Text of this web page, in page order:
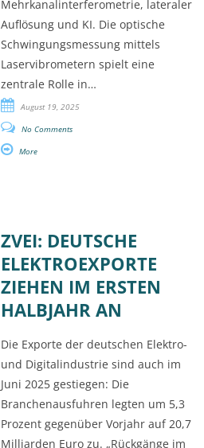
Mehrkanalinterferometrie, lateraler
Auflösung und KI. Die optische
Schwingungsmessung mittels
Laservibrometern spielt eine
zentrale Rolle in…
August 19, 2025
No Comments
More
ZVEI: DEUTSCHE
ELEKTROEXPORTE
ZIEHEN IM ERSTEN
HALBJAHR AN
Die Exporte der deutschen Elektro-
und Digitalindustrie sind auch im
Juni 2025 gestiegen: Die
Branchenausfuhren legten um 5,3
Prozent gegenüber Vorjahr auf 20,7
Milliarden Euro zu. „Rückgänge im